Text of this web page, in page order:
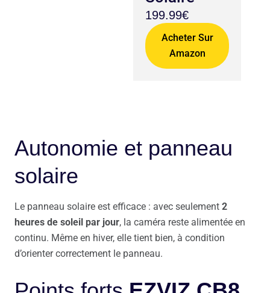
199.99€
Acheter Sur
Amazon
Autonomie et panneau
solaire
Le panneau solaire est efficace : avec seulement 2
heures de soleil par jour, la caméra reste alimentée en
continu. Même en hiver, elle tient bien, à condition
d’orienter correctement le panneau.